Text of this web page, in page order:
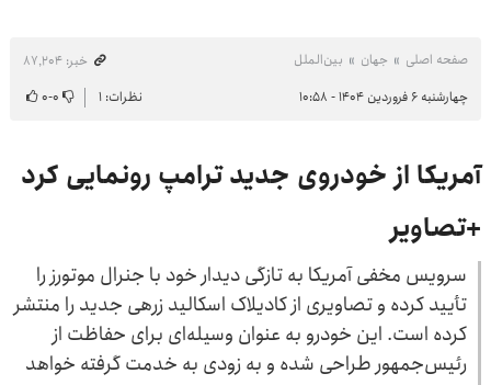
صفحه اصلی جهان بین‌الملل
خبر: ۸۷٬۲۰۴
چهارشنبه ۶ فروردین ۱۴۰۴ - ۱۰:۵۸
نظرات: ۱ ۰-۰
آمریکا از خودروی جدید ترامپ رونمایی کرد
+تصاویر
سرویس مخفی آمریکا به تازگی دیدار خود با جنرال موتورز را
تأیید کرده و تصاویری از کادیلاک اسکالید زرهی جدید را منتشر
کرده است. این خودرو به عنوان وسیله‌ای برای حفاظت از
رئیس‌جمهور طراحی شده و به زودی به خدمت گرفته خواهد